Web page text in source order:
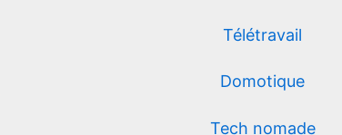
Télétravail
Domotique
Tech nomade